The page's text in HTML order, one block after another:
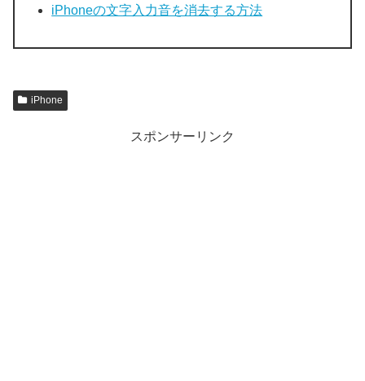
iPhoneの文字入力音を消去する方法
iPhone
スポンサーリンク